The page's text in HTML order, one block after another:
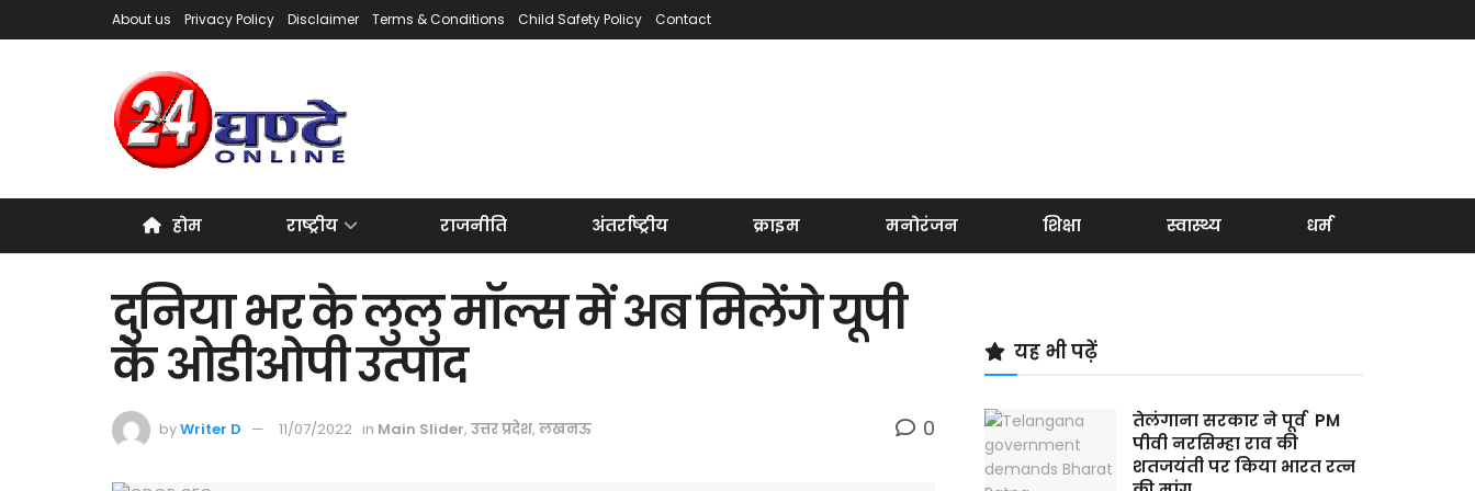
About us Privacy Policy Disclaimer Terms & Conditions Child Safety Policy Contact
होम राष्ट्रीय राजनीति अंतर्राष्ट्रीय क्राइम मनोरंजन शिक्षा स्वास्थ्य धर्म
दुनिया भर के लुलु मॉल्स में अब मिलेंगे यूपी
के ओडीओपी उत्पाद
byWriter D 11/07/2022 in Main Slider, उत्तर प्रदेश, लखनऊ 0
यह भी पढ़ें
तेलंगाना सरकार ने पूर्व PM
पीवी नरसिम्हा राव की
शतजयंती पर किया भारत रत्न